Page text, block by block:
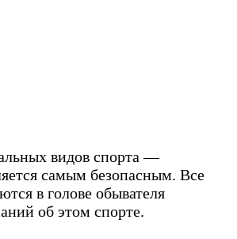
видов спорта —
самым безопасным. Все
в голове обывателя
об этом спорте.